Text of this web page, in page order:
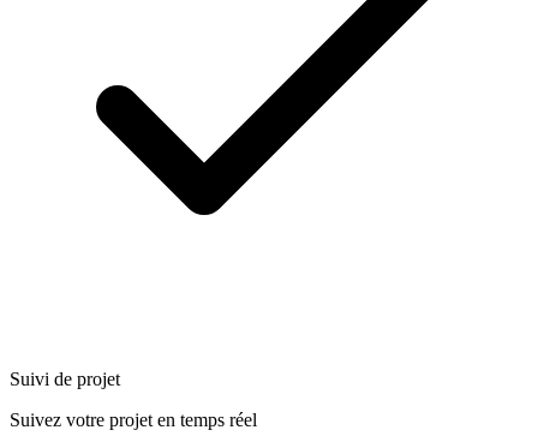
Suivi de projet
Suivez votre projet en temps réel